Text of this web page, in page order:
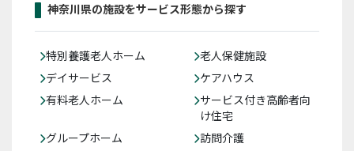
神奈川県の施設をサービス形態から探す
特別養護老人ホーム
老人保健施設
デイサービス
ケアハウス
有料老人ホーム
サービス付き高齢者向
け住宅
グループホーム
訪問介護